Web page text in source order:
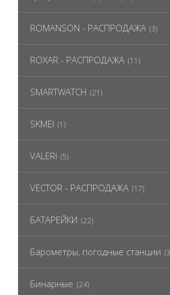
ROMANSON - РАСПРОДАЖА (3)
ROXAR - РАСПРОДАЖА (11)
SMARTWATCH (21)
SKMEI (1)
VALERI (5)
VECTOR - РАСПРОДАЖА (17)
БАТАРЕЙКИ (22)
Барометры, погодные станции
Бинарные (24)